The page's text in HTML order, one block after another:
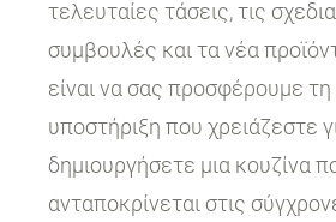
τελευταίες τάσεις, τις
συμβουλές και τα νέα
είναι να σας προσφέρουμε
υποστήριξη που χρειάζεστε
δημιουργήσετε μια κουζίνα
ανταποκρίνεται στις